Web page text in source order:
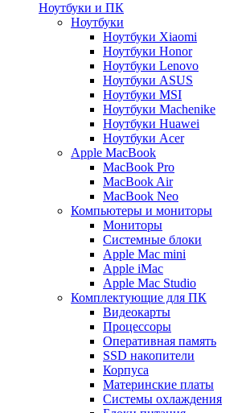
Ноутбуки и ПК
Ноутбуки
Ноутбуки Xiaomi
Ноутбуки Honor
Ноутбуки Lenovo
Ноутбуки ASUS
Ноутбуки MSI
Ноутбуки Machenike
Ноутбуки Huawei
Ноутбуки Acer
Apple MacBook
MacBook Pro
MacBook Air
MacBook Neo
Компьютеры и мониторы
Мониторы
Системные блоки
Apple Mac mini
Apple iMac
Apple Mac Studio
Комплектующие для ПК
Видеокарты
Процессоры
Оперативная память
SSD накопители
Корпуса
Материнские платы
Системы охлаждения